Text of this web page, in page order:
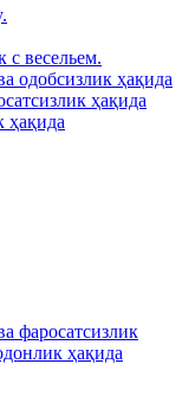
весельем.
одобсизлик ҳақида
ҳақида
ҳақида
фаросатсизлик
ҳақида